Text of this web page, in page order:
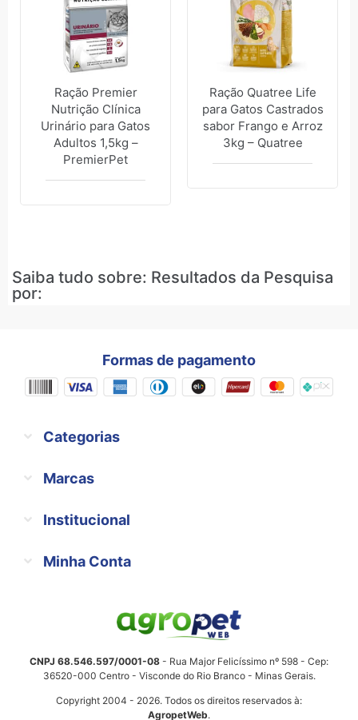
Ração Premier
Nutrição Clínica
Urinário para Gatos
Adultos 1,5kg –
PremierPet
Ração Quatree Life
para Gatos Castrados
sabor Frango e Arroz
3kg – Quatree
Saiba tudo sobre: Resultados da Pesquisa
por:
Formas de pagamento
Categorias
Marcas
Institucional
Minha Conta
CNPJ 68.546.597/0001-08 - Rua Major Felicíssimo nº 598 - Cep:
36520-000 Centro - Visconde do Rio Branco - Minas Gerais.
Copyright 2004 - 2026. Todos os direitos reservados à:
AgropetWeb.